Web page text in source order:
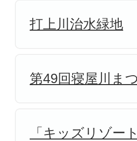
打上川治水緑地
第49回寝屋川ま
「キッズリゾー